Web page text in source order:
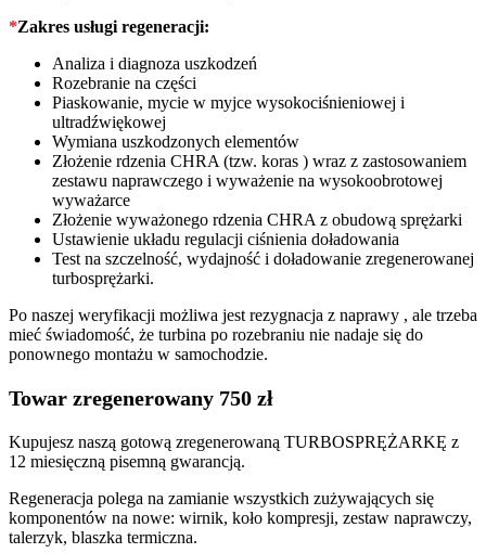
*Zakres usługi regeneracji:
Analiza i diagnoza uszkodzeń
Rozebranie na części
Piaskowanie, mycie w myjce wysokociśnieniowej i
ultradźwiękowej
Wymiana uszkodzonych elementów
Złożenie rdzenia CHRA (tzw. koras ) wraz z zastosowaniem
zestawu naprawczego i wyważenie na wysokoobrotowej
wyważarce
Złożenie wyważonego rdzenia CHRA z obudową sprężarki
Ustawienie układu regulacji ciśnienia doładowania
Test na szczelność, wydajność i doładowanie zregenerowanej
turbosprężarki.
Po naszej weryfikacji możliwa jest rezygnacja z naprawy , ale trzeba
mieć świadomość, że turbina po rozebraniu nie nadaje się do
ponownego montażu w samochodzie.
Towar zregenerowany 750 zł
Kupujesz naszą gotową zregenerowaną TURBOSPRĘŻARKĘ z
12 miesięczną pisemną gwarancją.
Regeneracja polega na zamianie wszystkich zużywających się
komponentów na nowe: wirnik, koło kompresji, zestaw naprawczy,
talerzyk, blaszka termiczna.